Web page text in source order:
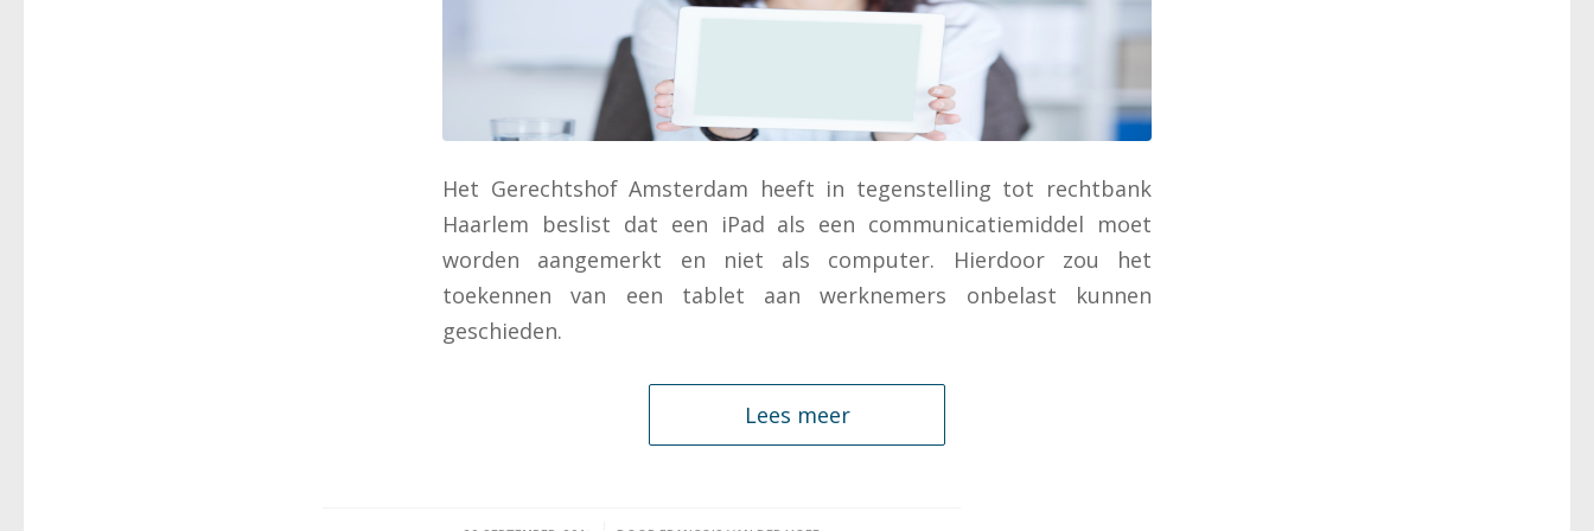
Het Gerechtshof Amsterdam heeft in tegenstelling tot rechtbank
Haarlem beslist dat een iPad als een communicatiemiddel moet
worden aangemerkt en niet als computer. Hierdoor zou het
toekennen van een tablet aan werknemers onbelast kunnen
geschieden.
Lees meer